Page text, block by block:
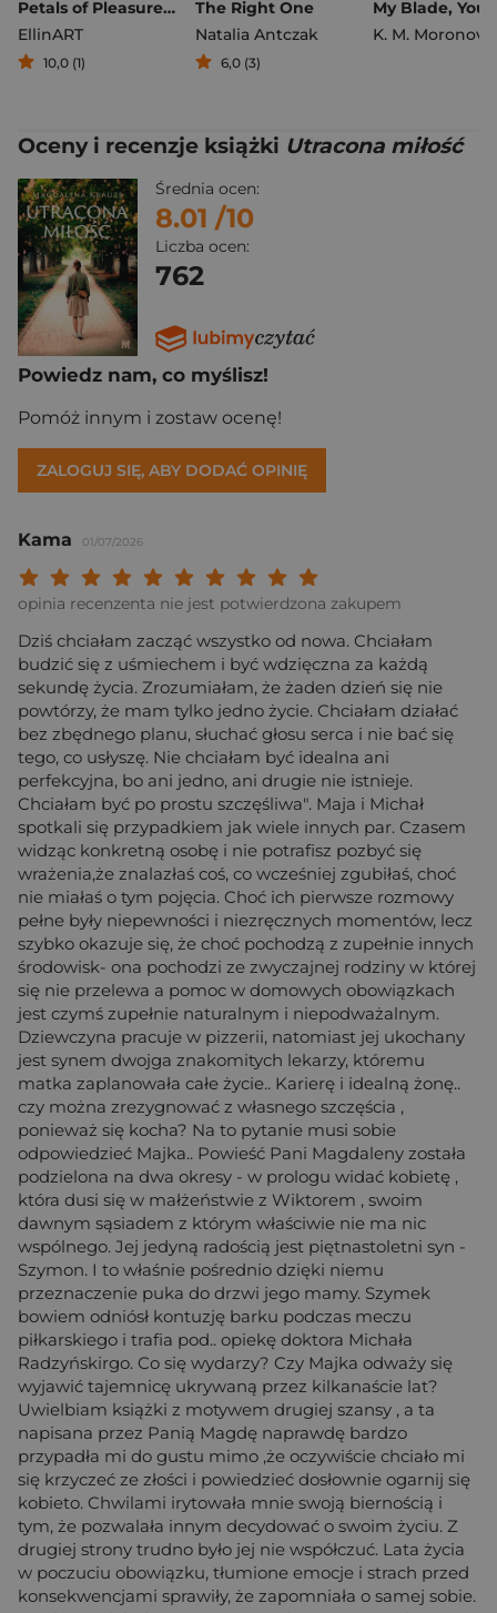
Petals of Pleasure. Gdzie tulipany rumienią się w ciszy
EllinART
10,0 (1)
The Right One
Natalia Antczak
6,0 (3)
K. M. Moronova
Oceny i recenzje książki Utracona miłość
Średnia ocen:
8.01 /10
Liczba ocen:
762
Powiedz nam, co myślisz!
Pomóż innym i zostaw ocenę!
ZALOGUJ SIĘ, ABY DODAĆ OPINIĘ
Kama 01/07/2026
Twoja ocena:
Twoja ocena: Wybitna 9/
Twoja ocena: Rewelacyjna 8/
Twoja ocena: Bardzo dobra 7/10"
Twoja ocena: Dobra 6/10"
Twoja ocena: Przeciętna 5/10"
Twoja ocena: Może być 4/10"
Twoja ocena: Słaba 3/10"
Twoja ocena: Bardzo słaba 2/10"
Twoja ocena: Beznadziejna 1/10"
opinia recenzenta nie jest potwierdzona zakupem
Dziś chciałam zacząć wszystko od nowa. Chciałam
budzić się z uśmiechem i być wdzięczna za każdą
sekundę życia. Zrozumiałam, że żaden dzień się nie
powtórzy, że mam tylko jedno życie. Chciałam działać
bez zbędnego planu, słuchać głosu serca i nie bać się
tego, co usłyszę. Nie chciałam być idealna ani
perfekcyjna, bo ani jedno, ani drugie nie istnieje.
Chciałam być po prostu szczęśliwa". Maja i Michał
spotkali się przypadkiem jak wiele innych par. Czasem
widząc konkretną osobę i nie potrafisz pozbyć się
wrażenia,że znalazłaś coś, co wcześniej zgubiłaś, choć
nie miałaś o tym pojęcia. Choć ich pierwsze rozmowy
pełne były niepewności i niezręcznych momentów, lecz
szybko okazuje się, że choć pochodzą z zupełnie innych
środowisk- ona pochodzi ze zwyczajnej rodziny w której
się nie przelewa a pomoc w domowych obowiązkach
jest czymś zupełnie naturalnym i niepodważalnym.
Dziewczyna pracuje w pizzerii, natomiast jej ukochany
jest synem dwojga znakomitych lekarzy, któremu
matka zaplanowała całe życie.. Karierę i idealną żonę..
czy można zrezygnować z własnego szczęścia ,
ponieważ się kocha? Na to pytanie musi sobie
odpowiedzieć Majka.. Powieść Pani Magdaleny została
podzielona na dwa okresy - w prologu widać kobietę ,
która dusi się w małżeństwie z Wiktorem , swoim
dawnym sąsiadem z którym właściwie nie ma nic
wspólnego. Jej jedyną radością jest piętnastoletni syn -
Szymon. I to właśnie pośrednio dzięki niemu
przeznaczenie puka do drzwi jego mamy. Szymek
bowiem odniósł kontuzję barku podczas meczu
piłkarskiego i trafia pod.. opiekę doktora Michała
Radzyńskirgo. Co się wydarzy? Czy Majka odważy się
wyjawić tajemnicę ukrywaną przez kilkanaście lat?
Uwielbiam książki z motywem drugiej szansy , a ta
napisana przez Panią Magdę naprawdę bardzo
przypadła mi do gustu mimo ,że oczywiście chciało mi
się krzyczeć ze złości i powiedzieć dosłownie ogarnij się
kobieto. Chwilami irytowała mnie swoją biernością i
tym, że pozwalała innym decydować o swoim życiu. Z
drugiej strony trudno było jej nie współczuć. Lata życia
w poczuciu obowiązku, tłumione emocje i strach przed
konsekwencjami sprawiły, że zapomniała o samej sobie.